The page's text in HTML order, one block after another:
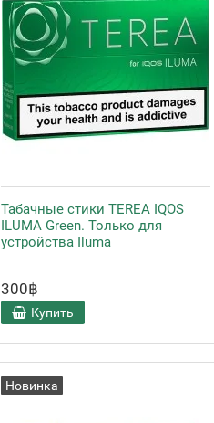
Табачные стики TEREA IQOS
ILUMA Green. Только для
устройства Iluma
300฿
Купить
Новинка